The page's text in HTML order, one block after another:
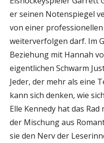
er seinen Notenspiegel
von einer
weiterverfolgen darf. Im
Beziehung mit Hannah
eigentlichen Schwarm
Jeder, der mehr als eine
kann sich denken, wie
Elle Kennedy hat das
der Mischung aus
sie den Nerv der